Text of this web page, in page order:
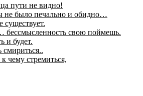
пути не видно!
не было печально и обидно…
существует.
свою поймешь.
и будет.
смириться..
чему стремиться,